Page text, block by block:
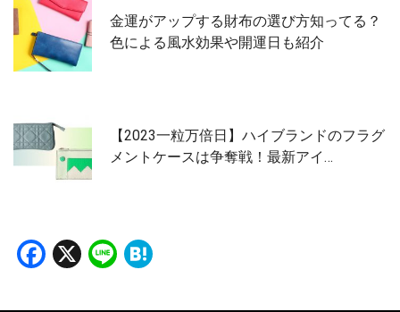
金運がアップする財布の選び方知ってる？
色による風水効果や開運日も紹介
【2023一粒万倍日】ハイブランドのフラグ
メントケースは争奪戦！最新アイ…
Facebook
X Line